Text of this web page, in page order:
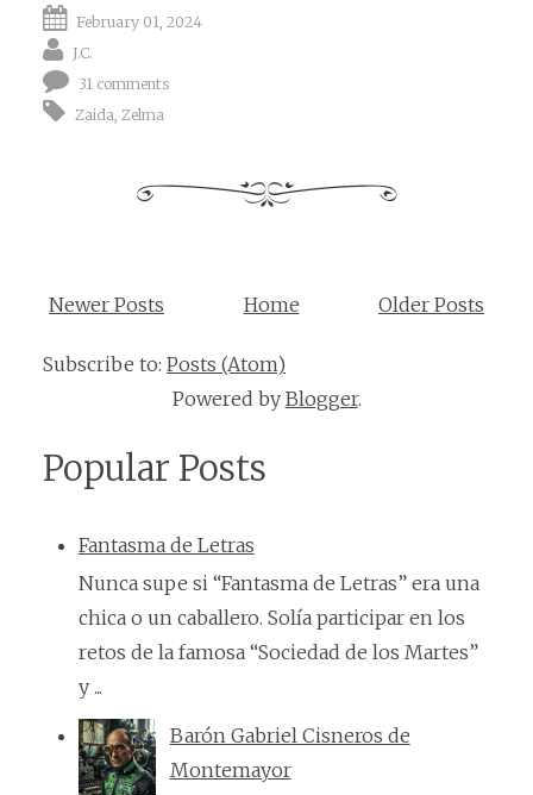
February 01, 2024
J.C.
31 comments
Zaida, Zelma
Newer Posts Older Posts
Home
Subscribe to: Posts (Atom)
Powered by Blogger.
Popular Posts
Fantasma de Letras
Nunca supe si “Fantasma de Letras” era una
chica o un caballero. Solía participar en los
retos de la famosa “Sociedad de los Martes”
y ...
Barón Gabriel Cisneros de
Montemayor